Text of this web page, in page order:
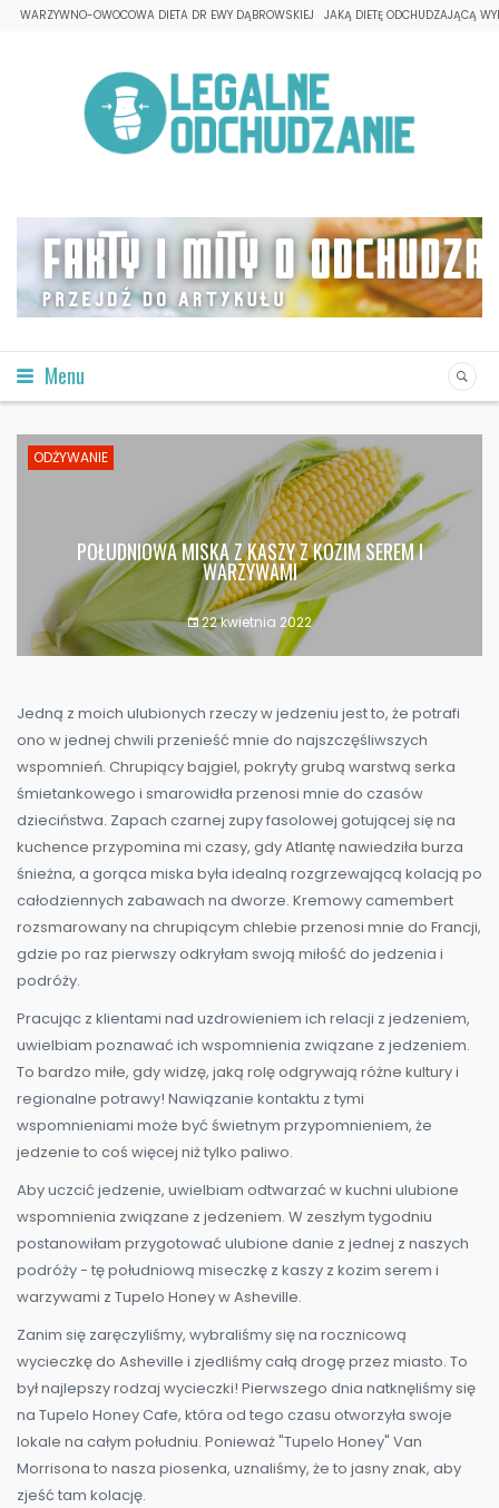
WARZYWNO-OWOCOWA DIETA DR EWY DĄBROWSKIEJ JAKĄ DIETĘ ODCHUDZAJĄCĄ
Menu
ODŻYWANIE
POŁUDNIOWA MISKA Z KASZY Z KOZIM SEREM I
WARZYWAMI
22 kwietnia 2022
Jedną z moich ulubionych rzeczy w jedzeniu jest to, że potrafi
ono w jednej chwili przenieść mnie do najszczęśliwszych
wspomnień. Chrupiący bajgiel, pokryty grubą warstwą serka
śmietankowego i smarowidła przenosi mnie do czasów
dzieciństwa. Zapach czarnej zupy fasolowej gotującej się na
kuchence przypomina mi czasy, gdy Atlantę nawiedziła burza
śnieżna, a gorąca miska była idealną rozgrzewającą kolacją po
całodziennych zabawach na dworze. Kremowy camembert
rozsmarowany na chrupiącym chlebie przenosi mnie do Francji,
gdzie po raz pierwszy odkryłam swoją miłość do jedzenia i
podróży.
Pracując z klientami nad uzdrowieniem ich relacji z jedzeniem,
uwielbiam poznawać ich wspomnienia związane z jedzeniem.
To bardzo miłe, gdy widzę, jaką rolę odgrywają różne kultury i
regionalne potrawy! Nawiązanie kontaktu z tymi
wspomnieniami może być świetnym przypomnieniem, że
jedzenie to coś więcej niż tylko paliwo.
Aby uczcić jedzenie, uwielbiam odtwarzać w kuchni ulubione
wspomnienia związane z jedzeniem. W zeszłym tygodniu
postanowiłam przygotować ulubione danie z jednej z naszych
podróży - tę południową miseczkę z kaszy z kozim serem i
warzywami z Tupelo Honey w Asheville.
Zanim się zaręczyliśmy, wybraliśmy się na rocznicową
wycieczkę do Asheville i zjedliśmy całą drogę przez miasto. To
był najlepszy rodzaj wycieczki! Pierwszego dnia natknęliśmy się
na Tupelo Honey Cafe, która od tego czasu otworzyła swoje
lokale na całym południu. Ponieważ "Tupelo Honey" Van
Morrisona to nasza piosenka, uznaliśmy, że to jasny znak, aby
zjeść tam kolację.